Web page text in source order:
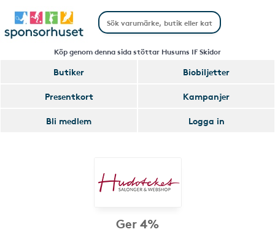
Köp genom denna sida stöttar Husums IF Skidor
Butiker
Biobiljetter
Presentkort
Kampanjer
Bli medlem
Logga in
Ger 4%